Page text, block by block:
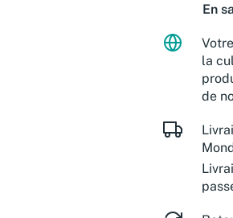
En
la
de